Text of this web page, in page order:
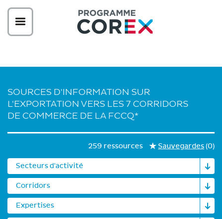
SOURCES D'INFORMATION SUR
L'EXPORTATION VERS LES 7 CORRIDORS
DE COMMERCE DE LA FCCQ*
259 ressources Sauvegardes (0)
Secteurs d'activité
Corridors
Expertises